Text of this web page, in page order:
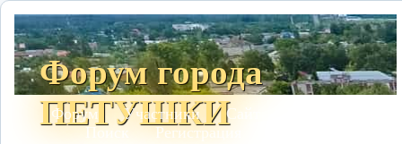
Форум города
ПЕТУШКИ
Форум Участники Сайт
Поиск
Регистрация